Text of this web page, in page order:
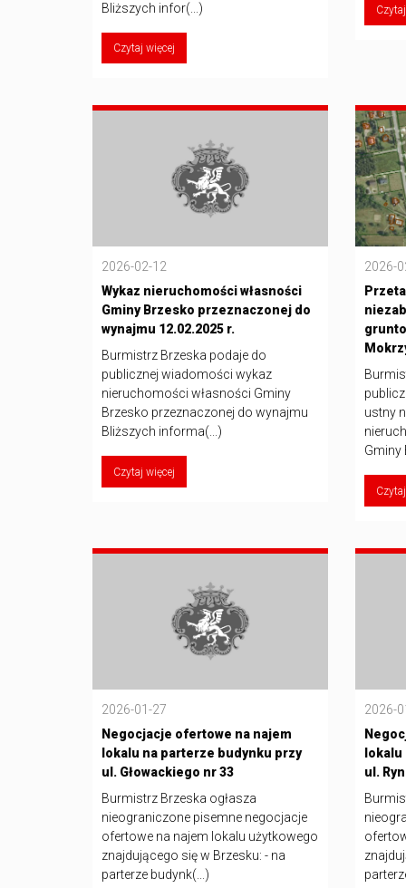
Bliższych infor(...)
Czytaj więcej
2026-02-12
Wykaz nieruchomości własności
Gminy Brzesko przeznaczonej do
wynajmu 12.02.2025 r.
Burmistrz Brzeska podaje do
publicznej wiadomości wykaz
nieruchomości własności Gminy
Brzesko przeznaczonej do wynajmu
Bliższych informa(...)
Czytaj więcej
2026-
ustny
Gminy
2026-01-27
Negocjacje ofertowe na najem
lokalu na parterze budynku przy
ul. Głowackiego nr 33
Burmistrz Brzeska ogłasza
nieograniczone pisemne negocjacje
ofertowe na najem lokalu użytkowego
znajdującego się w Brzesku: - na
parterze budynk(...)
2026-
ul.